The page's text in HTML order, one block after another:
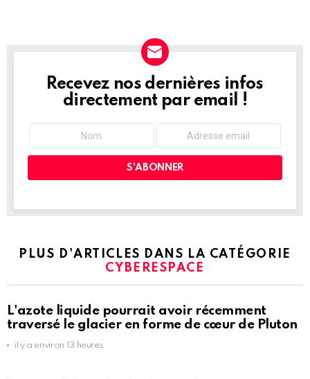
NEWSLETTER
Recevez nos dernières infos
directement par email !
PLUS D'ARTICLES DANS LA CATÉGORIE
CYBERESPACE
L'azote liquide pourrait avoir récemment
traversé le glacier en forme de cœur de Pluton
il y a environ 13 heures